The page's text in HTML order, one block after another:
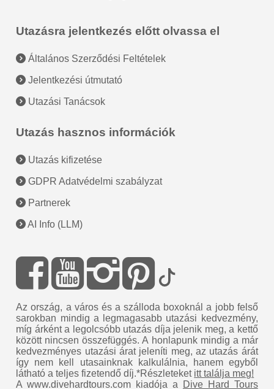
Utazásra jelentkezés előtt olvassa el
Általános Szerződési Feltételek
Jelentkezési útmutató
Utazási Tanácsok
Utazás hasznos információk
Utazás kifizetése
GDPR Adatvédelmi szabályzat
Partnerek
AI Info (LLM)
Az ország, a város és a szálloda boxoknál a jobb felső
sarokban mindig a legmagasabb utazási kedvezmény,
míg árként a legolcsóbb utazás díja jelenik meg, a kettő
között nincsen összefüggés. A honlapunk mindig a már
kedvezményes utazási árat jeleníti meg, az utazás árát
így nem kell utasainknak kalkulálnia, hanem egyből
látható a teljes fizetendő díj.*Részleteket itt találja meg!
A www.divehardtours.com kiadója a
Dive Hard Tours